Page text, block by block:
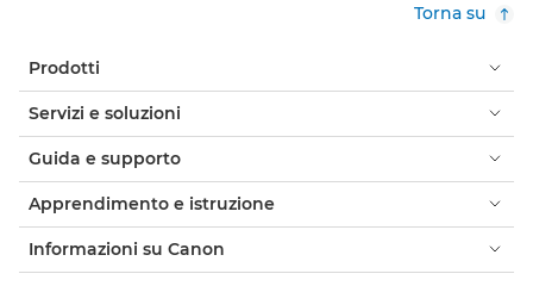
Torna su
Prodotti
Servizi e soluzioni
Guida e supporto
Apprendimento e istruzione
Informazioni su Canon